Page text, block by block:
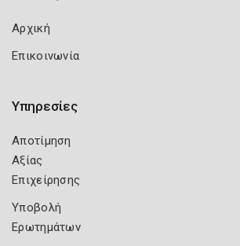
Αρχική
Επικοινωνία
Υπηρεσίες
Αποτίμηση
Αξίας
Επιχείρησης
Υποβολή
Ερωτημάτων